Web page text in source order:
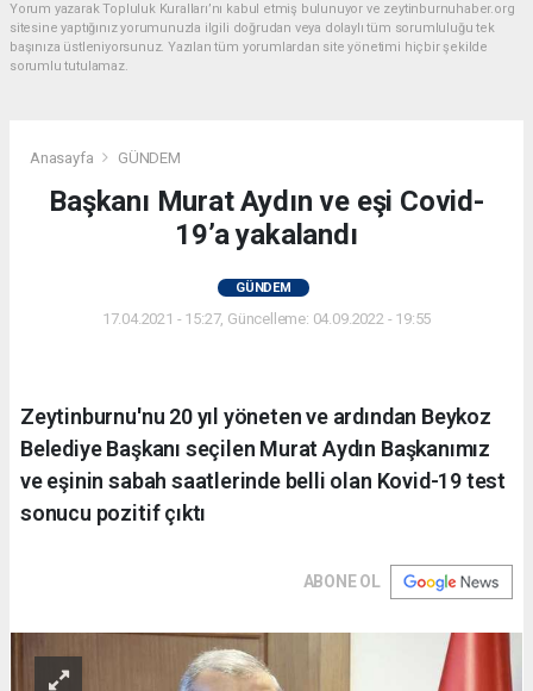
Yorum yazarak Topluluk Kuralları’nı kabul etmiş bulunuyor ve zeytinburnuhaber.org
sitesine yaptığınız yorumunuzla ilgili doğrudan veya dolaylı tüm sorumluluğu tek
başınıza üstleniyorsunuz. Yazılan tüm yorumlardan site yönetimi hiçbir şekilde
sorumlu tutulamaz.
Anasayfa GÜNDEM
Başkanı Murat Aydın ve eşi Covid-
19’a yakalandı
GÜNDEM
17.04.2021 - 15:27, Güncelleme: 04.09.2022 - 19:55
Zeytinburnu'nu 20 yıl yöneten ve ardından Beykoz
Belediye Başkanı seçilen Murat Aydın Başkanımız
ve eşinin sabah saatlerinde belli olan Kovid-19 test
sonucu pozitif çıktı
ABONE OL